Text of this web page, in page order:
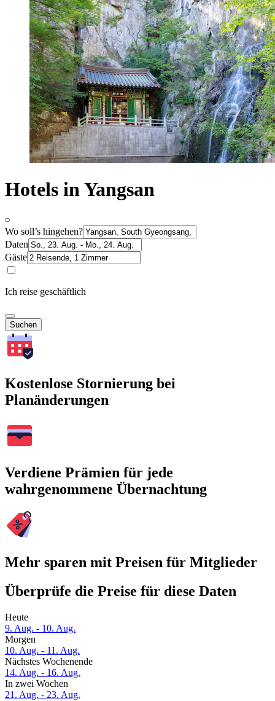
Hotels in Yangsan
Wo soll’s hingehen?
Daten
Gäste
Ich reise geschäftlich
Suchen
Kostenlose Stornierung bei
Planänderungen
Verdiene Prämien für jede
wahrgenommene Übernachtung
Mehr sparen mit Preisen für Mitglieder
Überprüfe die Preise für diese Daten
Heute
9. Aug. - 10. Aug.
Morgen
10. Aug. - 11. Aug.
Nächstes Wochenende
14. Aug. - 16. Aug.
In zwei Wochen
21. Aug. - 23. Aug.